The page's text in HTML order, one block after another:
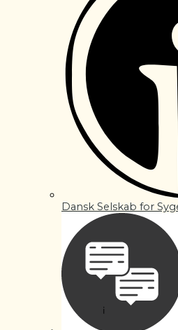
Dansk Selskab for